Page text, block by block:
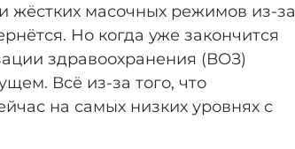
жёстких масочных режимов из-за
Но когда уже закончится
здравоохранения (ВОЗ)
Всё из-за того, что
на самых низких уровнях с